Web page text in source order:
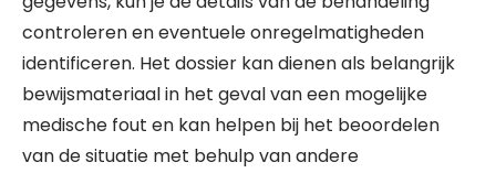
controleren en eventuele onregelmatigheden
identificeren. Het dossier kan dienen als belangrijk
bewijsmateriaal in het geval van een mogelijke
medische fout en kan helpen bij het beoordelen
van de situatie met behulp van andere